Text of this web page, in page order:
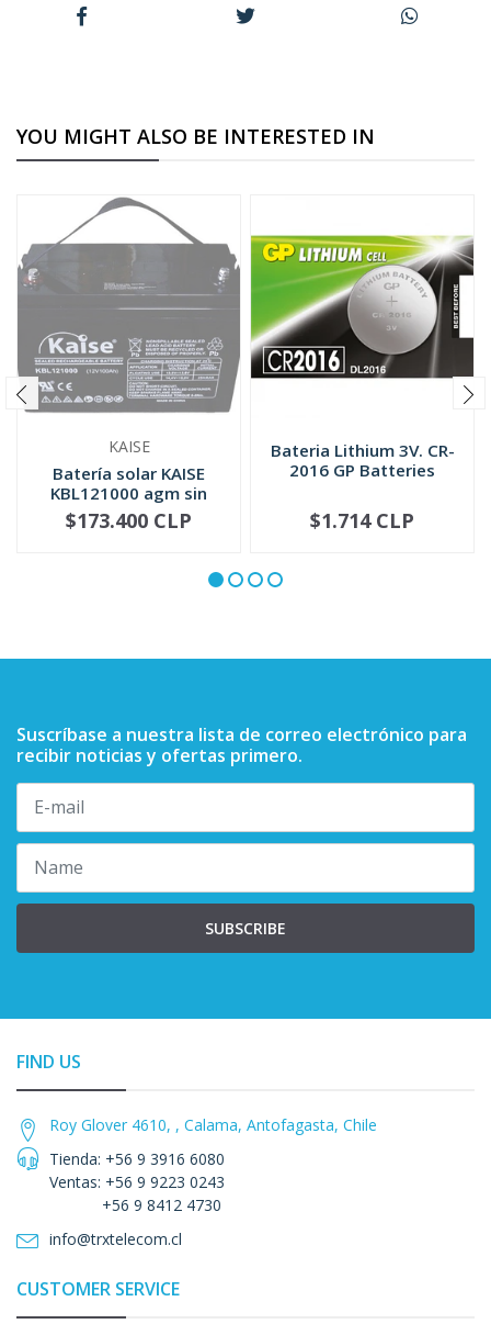
YOU MIGHT ALSO BE INTERESTED IN
KAISE
Batería solar KAISE
KBL121000 agm sin
mantenimi...
NOT AVAILABLE
$173.400 CLP
Bateria Lithium 3V. CR-
2016 GP Batteries
+
$1.714 CLP
Suscríbase a nuestra lista de correo electrónico para
recibir noticias y ofertas primero.
SUBSCRIBE
FIND US
Roy Glover 4610, , Calama, Antofagasta, Chile
Tienda: +56 9 3916 6080
Ventas: +56 9 9223 0243
+56 9 8412 4730
info@trxtelecom.cl
CUSTOMER SERVICE